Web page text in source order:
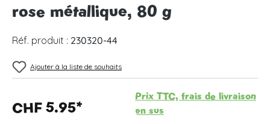
rose métallique, 80 g
Réf. produit : 230320-44
Ajouter à la liste de souhaits
CHF 5.95*
Prix TTC, frais de livraison
en sus